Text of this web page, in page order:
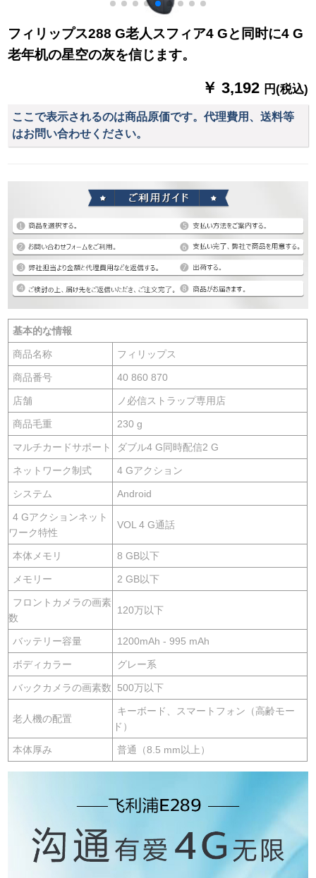
フィリップス288 G老人スフィア4 Gと同时に4 G
老年机の星空の灰を信じます。
￥ 3,192 円(税込)
ここで表示されるのは商品原価です。代理費用、送料等
はお問い合わせください。
基本的な情報
商品名称 フィリップス
商品番号 40 860 870
店舗 ノ必信ストラップ専用店
商品毛重 230 g
マルチカードサポート ダブル4 G同時配信2 G
ネットワーク制式 4 Gアクション
システム Android
4 Gアクションネット
ワーク特性
VOL 4 G通話
本体メモリ 8 GB以下
メモリー 2 GB以下
フロントカメラの画素
数
120万以下
バッテリー容量 1200mAh - 995 mAh
ボディカラー グレー系
バックカメラの画素数 500万以下
老人機の配置
キーボード、スマートフォン（高齢モー
ド）
本体厚み 普通（8.5 mm以上）